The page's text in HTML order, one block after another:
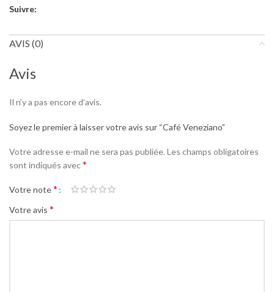
Suivre:
AVIS (0)
Avis
Il n’y a pas encore d’avis.
Soyez le premier à laisser votre avis sur “Café Veneziano”
Votre adresse e-mail ne sera pas publiée. Les champs obligatoires
sont indiqués avec*
Votre note*
Votre avis *